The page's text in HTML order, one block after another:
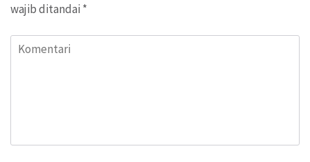
wajib ditandai *
Komentari